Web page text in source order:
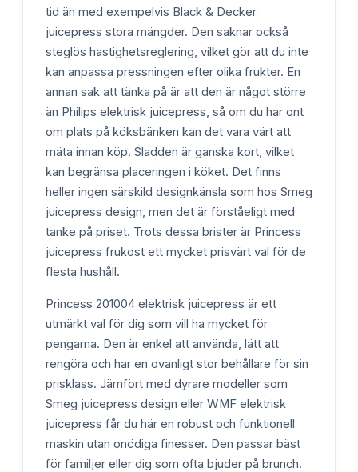
tid än med exempelvis Black & Decker
juicepress stora mängder. Den saknar också
steglös hastighetsreglering, vilket gör att du inte
kan anpassa pressningen efter olika frukter. En
annan sak att tänka på är att den är något större
än Philips elektrisk juicepress, så om du har ont
om plats på köksbänken kan det vara värt att
mäta innan köp. Sladden är ganska kort, vilket
kan begränsa placeringen i köket. Det finns
heller ingen särskild designkänsla som hos Smeg
juicepress design, men det är förståeligt med
tanke på priset. Trots dessa brister är Princess
juicepress frukost ett mycket prisvärt val för de
flesta hushåll.
Princess 201004 elektrisk juicepress är ett
utmärkt val för dig som vill ha mycket för
pengarna. Den är enkel att använda, lätt att
rengöra och har en ovanligt stor behållare för sin
prisklass. Jämfört med dyrare modeller som
Smeg juicepress design eller WMF elektrisk
juicepress får du här en robust och funktionell
maskin utan onödiga finesser. Den passar bäst
för familjer eller dig som ofta bjuder på brunch.